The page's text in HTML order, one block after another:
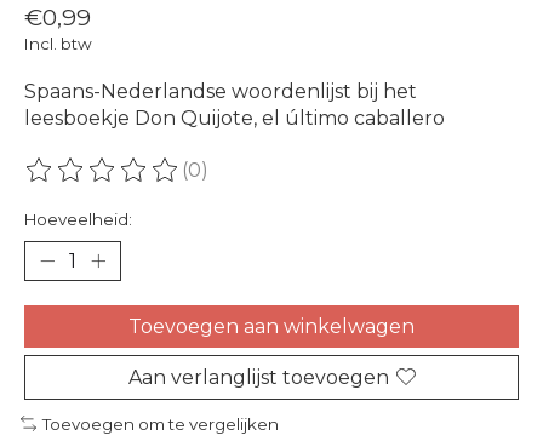
€0,99
Incl. btw
Spaans-Nederlandse woordenlijst bij het
leesboekje Don Quijote, el último caballero
De beoordeling van dit product is
(0)
Hoeveelheid:
Toevoegen aan winkelwagen
Aan verlanglijst toevoegen
Toevoegen om te vergelijken